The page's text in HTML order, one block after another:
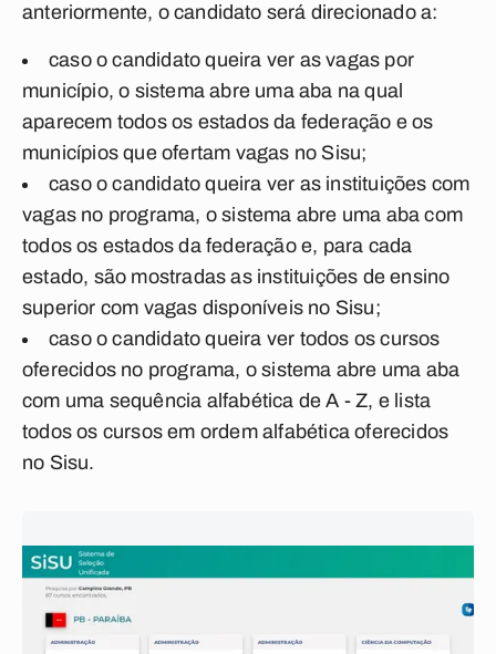
anteriormente, o candidato será direcionado a:
caso o candidato queira ver as vagas por
município, o sistema abre uma aba na qual
aparecem todos os estados da federação e os
municípios que ofertam vagas no Sisu;
caso o candidato queira ver as instituições com
vagas no programa, o sistema abre uma aba com
todos os estados da federação e, para cada
estado, são mostradas as instituições de ensino
superior com vagas disponíveis no Sisu;
caso o candidato queira ver todos os cursos
oferecidos no programa, o sistema abre uma aba
com uma sequência alfabética de A - Z, e lista
todos os cursos em ordem alfabética oferecidos
no Sisu.